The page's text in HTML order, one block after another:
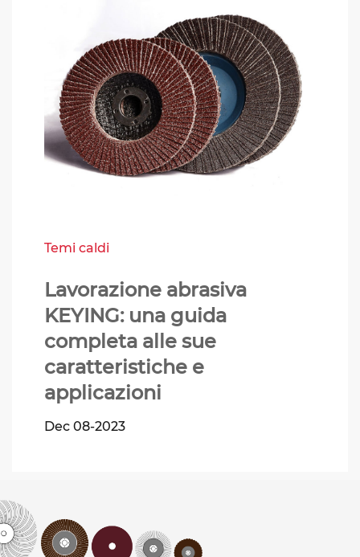
Temi caldi
Lavorazione abrasiva
KEYING: una guida
completa alle sue
caratteristiche e
applicazioni
Dec 08-2023